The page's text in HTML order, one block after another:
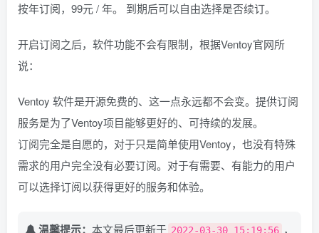
按年订阅，99元 / 年。 到期后可以自由选择是否续订。
开启订阅之后，软件功能不会有限制，根据Ventoy官网所
说：
Ventoy 软件是开源免费的、这一点永远都不会变。提供订阅
服务是为了Ventoy项目能够更好的、可持续的发展。
订阅完全是自愿的，对于只是简单使用Ventoy，也没有特殊
需求的用户完全没有必要订阅。对于有需要、有能力的用户
可以选择订阅以获得更好的服务和体验。
温馨提示： 本文最后更新于 2022-03-30 15:19:56 ，